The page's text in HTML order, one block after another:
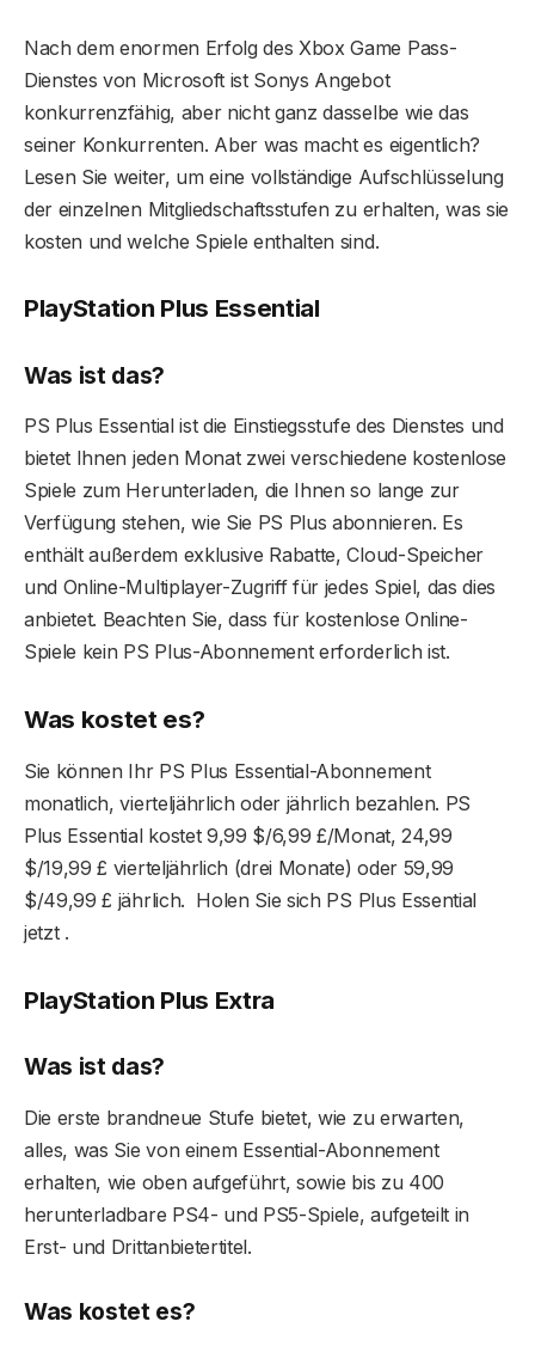
Nach dem enormen Erfolg des Xbox Game Pass-
Dienstes von Microsoft ist Sonys Angebot
konkurrenzfähig, aber nicht ganz dasselbe wie das
seiner Konkurrenten. Aber was macht es eigentlich?
Lesen Sie weiter, um eine vollständige Aufschlüsselung
der einzelnen Mitgliedschaftsstufen zu erhalten, was sie
kosten und welche Spiele enthalten sind.
PlayStation Plus Essential
Was ist das?
PS Plus Essential ist die Einstiegsstufe des Dienstes und
bietet Ihnen jeden Monat zwei verschiedene kostenlose
Spiele zum Herunterladen, die Ihnen so lange zur
Verfügung stehen, wie Sie PS Plus abonnieren. Es
enthält außerdem exklusive Rabatte, Cloud-Speicher
und Online-Multiplayer-Zugriff für jedes Spiel, das dies
anbietet. Beachten Sie, dass für kostenlose Online-
Spiele kein PS Plus-Abonnement erforderlich ist.
Was kostet es?
Sie können Ihr PS Plus Essential-Abonnement
monatlich, vierteljährlich oder jährlich bezahlen. PS
Plus Essential kostet 9,99 $/6,99 £/Monat, 24,99
$/19,99 £ vierteljährlich (drei Monate) oder 59,99
$/49,99 £ jährlich. Holen Sie sich PS Plus Essential
jetzt .
PlayStation Plus Extra
Was ist das?
Die erste brandneue Stufe bietet, wie zu erwarten,
alles, was Sie von einem Essential-Abonnement
erhalten, wie oben aufgeführt, sowie bis zu 400
herunterladbare PS4- und PS5-Spiele, aufgeteilt in
Erst- und Drittanbietertitel.
Was kostet es?